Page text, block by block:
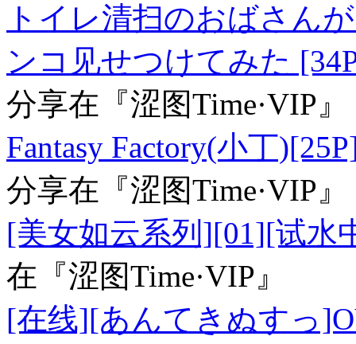
トイレ清扫のおばさん
ンコ见せつけてみた
分享在 『涩图Time·VIP』
Fantasy Factory(小丁
分享在 『涩图Time·VIP』
[美女如云系列][01][试水
在 『涩图Time·VIP』
[在线][あんてきぬすっ